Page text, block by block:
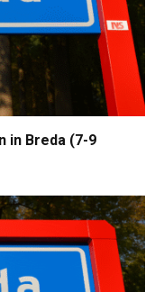
in Breda (7-9